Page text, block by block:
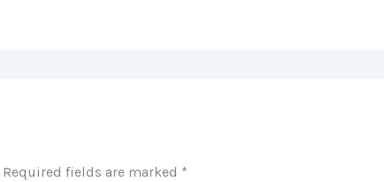
Required fields are marked *